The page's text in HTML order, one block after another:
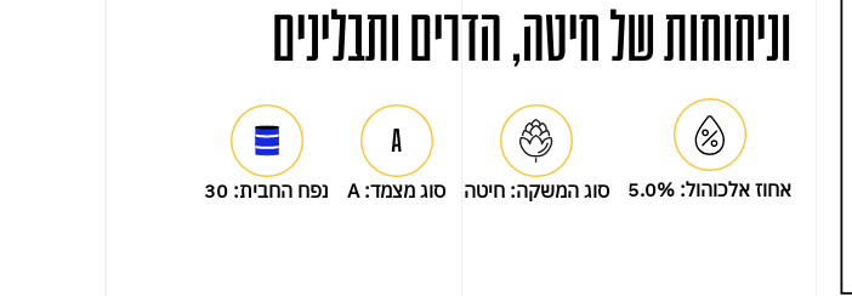
וניחוחות של חיטה, הדרים ותבלינים
אחוז אלכוהול: 5.0% סוג המשקה: חיטה סוג מצמד: A נפח החבית: